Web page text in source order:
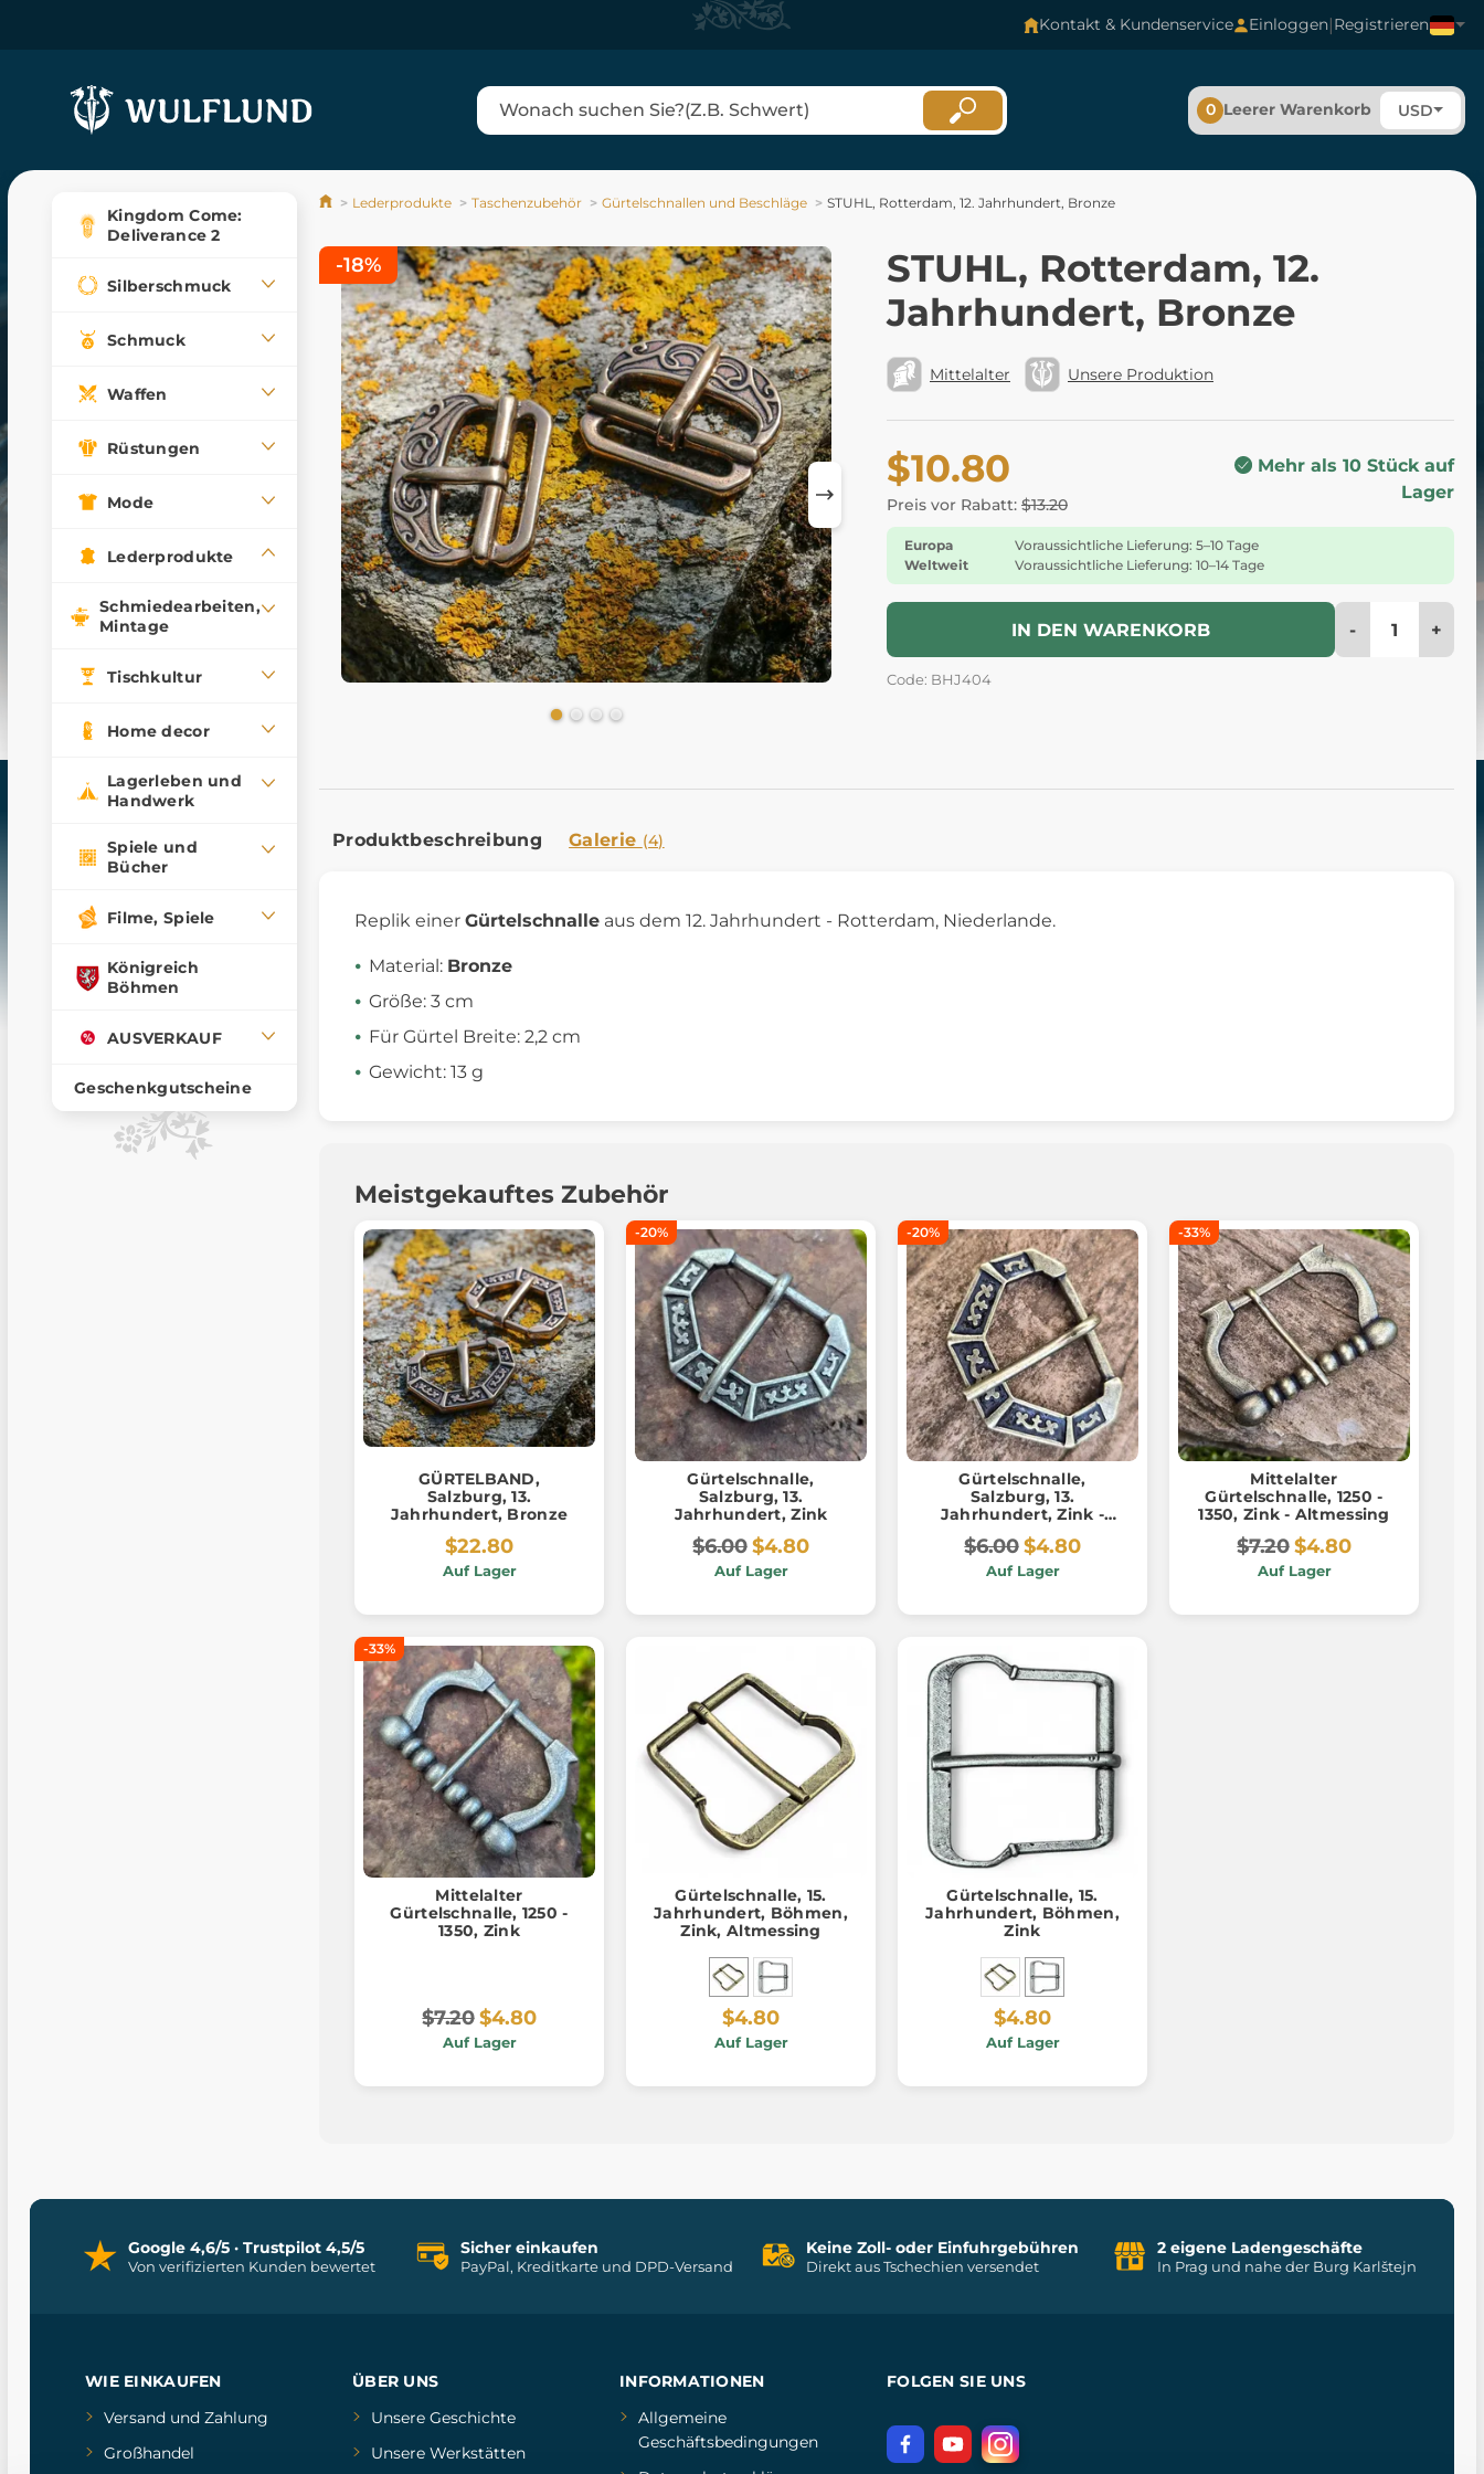
Kontakt & Kundenservice Einloggen|Registrieren
0 Leerer Warenkorb USD
Kingdom Come:
Deliverance 2
Silberschmuck
Schmuck
Waffen
Rüstungen
Mode
Lederprodukte
Schmiedearbeiten,
Mintage
Tischkultur
Home decor
Lagerleben und
Handwerk
Spiele und
Bücher
Filme, Spiele
Königreich
Böhmen
AUSVERKAUF
Geschenkgutscheine
Lederprodukte Taschenzubehör Gürtelschnallen und Beschläge STUHL, Rotterdam, 12. Jahrhundert, Bronze
STUHL, Rotterdam, 12.
Jahrhundert, Bronze
Mittelalter Unsere Produktion
$10.80
Preis vor Rabatt: $13.20
Mehr als 10 Stück auf
Lager
Europa
Voraussichtliche Lieferung: 5–10 Tage
Weltweit
Voraussichtliche Lieferung: 10–14 Tage
IN DEN WARENKORB - +
Code: BHJ404
-18%
Produktbeschreibung Galerie (4)
Replik einer Gürtelschnalle aus dem 12. Jahrhundert - Rotterdam, Niederlande.
Material: Bronze
Größe: 3 cm
Für Gürtel Breite: 2,2 cm
Gewicht: 13 g
Meistgekauftes Zubehör
GÜRTELBAND,
Salzburg, 13.
Jahrhundert, Bronze
$22.80
Auf Lager
-20%
Gürtelschnalle,
Salzburg, 13.
Jahrhundert, Zink
$6.00 $4.80
Auf Lager
-20%
Gürtelschnalle,
Salzburg, 13.
Jahrhundert, Zink -
$6.00 $4.80
Auf Lager
-33%
Mittelalter
Gürtelschnalle, 1250 -
1350, Zink - Altmessing
$7.20 $4.80
Auf Lager
-33%
Mittelalter
Gürtelschnalle, 1250 -
1350, Zink
$7.20 $4.80
Auf Lager
Gürtelschnalle, 15.
Jahrhundert, Böhmen,
Zink, Altmessing
$4.80
Auf Lager
Gürtelschnalle, 15.
Jahrhundert, Böhmen,
Zink
$4.80
Auf Lager
Google 4,6/5 · Trustpilot 4,5/5
Von verifizierten Kunden bewertet
Sicher einkaufen
PayPal, Kreditkarte und DPD-Versand
Keine Zoll- oder Einfuhrgebühren
Direkt aus Tschechien versendet
2 eigene Ladengeschäfte
In Prag und nahe der Burg Karlštejn
WIE EINKAUFEN
Versand und Zahlung
Großhandel
ÜBER UNS
Unsere Geschichte
Unsere Werkstätten
INFORMATIONEN
Allgemeine
Geschäftsbedingungen
FOLGEN SIE UNS